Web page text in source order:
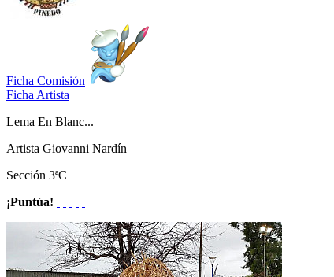
Ficha Comisión
Ficha Artista
Lema En Blanc...
Artista Giovanni Nardín
Sección 3ªC
¡Puntúa!